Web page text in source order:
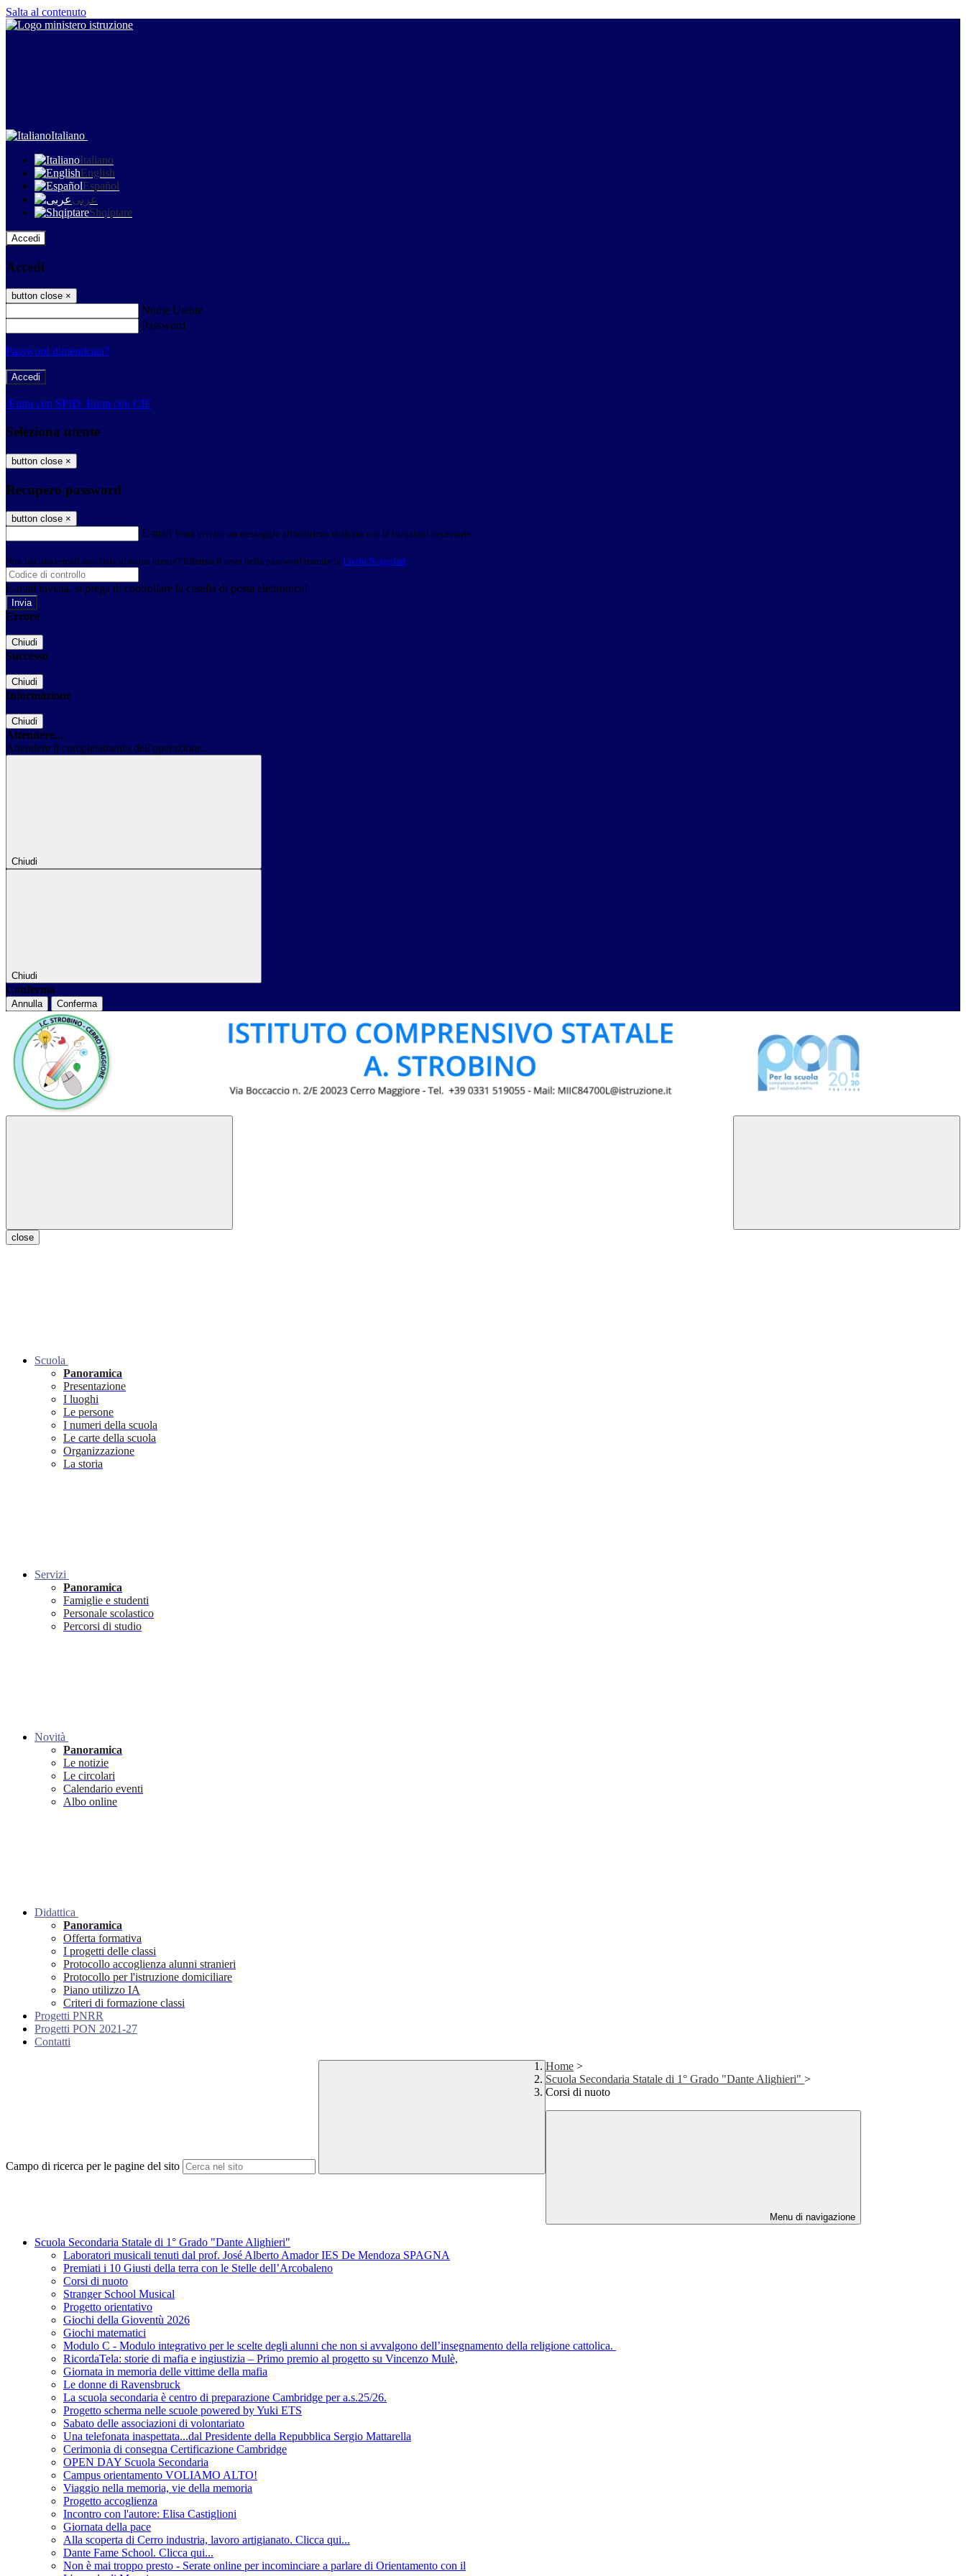
Salta al contenuto
Italiano
Italiano
English
Español
عربى
Shqiptare
Accedi
Accedi
button close ×
Nome Utente
Password
Password dimenticata?
-
Entra con SPID Entra con CIE
Seleziona utente
button close ×
Recupero password
button close ×
E-mail Verrà inviato un messaggio all'indirizzo indicato con le istruzioni necessarie.
Non hai una e-mail associata al nome utente? Effettua il reset della password tramite la Login Spaggiari
E-mail inviata, si prega di controllare la casella di posta elettronica!
Errore
Chiudi
Successo
Chiudi
Informazione
Chiudi
Attendere...
Attendere il completamento dell'operazione...
Chiudi
Chiudi
Conferma
Annulla Conferma
close
Scuola
Panoramica
Presentazione
I luoghi
Le persone
I numeri della scuola
Le carte della scuola
Organizzazione
La storia
Servizi
Panoramica
Famiglie e studenti
Personale scolastico
Percorsi di studio
Novità
Panoramica
Le notizie
Le circolari
Calendario eventi
Albo online
Didattica
Panoramica
Offerta formativa
I progetti delle classi
Protocollo accoglienza alunni stranieri
Protocollo per l'istruzione domiciliare
Piano utilizzo IA
Criteri di formazione classi
Progetti PNRR
Progetti PON 2021-27
Contatti
Campo di ricerca per le pagine del sito
Home >
Scuola Secondaria Statale di 1° Grado "Dante Alighieri" >
Corsi di nuoto
Menu di navigazione
Scuola Secondaria Statale di 1° Grado "Dante Alighieri"
Laboratori musicali tenuti dal prof. José Alberto Amador IES De Mendoza SPAGNA
Premiati i 10 Giusti della terra con le Stelle dell’Arcobaleno
Corsi di nuoto
Stranger School Musical
Progetto orientativo
Giochi della Gioventù 2026
Giochi matematici
Modulo C - Modulo integrativo per le scelte degli alunni che non si avvalgono dell’insegnamento della religione cattolica.
RicordaTela: storie di mafia e ingiustizia – Primo premio al progetto su Vincenzo Mulè,
Giornata in memoria delle vittime della mafia
Le donne di Ravensbruck
La scuola secondaria è centro di preparazione Cambridge per a.s.25/26.
Progetto scherma nelle scuole powered by Yuki ETS
Sabato delle associazioni di volontariato
Una telefonata inaspettata...dal Presidente della Repubblica Sergio Mattarella
Cerimonia di consegna Certificazione Cambridge
OPEN DAY Scuola Secondaria
Campus orientamento VOLIAMO ALTO!
Viaggio nella memoria, vie della memoria
Progetto accoglienza
Incontro con l'autore: Elisa Castiglioni
Giornata della pace
Alla scoperta di Cerro industria, lavoro artigianato. Clicca qui...
Dante Fame School. Clicca qui...
Non è mai troppo presto - Serate online per incominciare a parlare di Orientamento con il